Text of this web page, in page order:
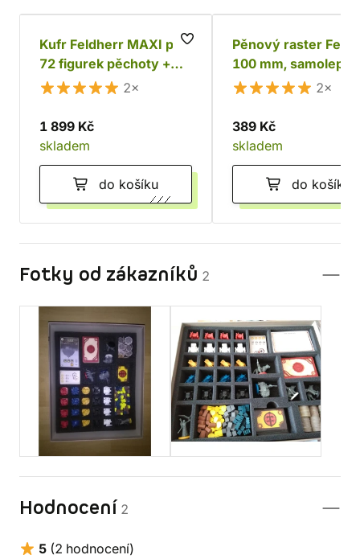
Kufr Feldherr MAXI pro
72 figurek pěchoty +
tanky a monstra
2×
1 899 Kč
skladem
do košíku
Pěnový raster
100 mm, samolepící
2×
389 Kč
skladem
do košíku
Fotky od zákazníků 2
Hodnocení 2
5 (2 hodnocení)